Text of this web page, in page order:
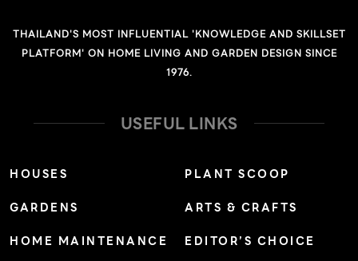
THAILAND'S MOST INFLUENTIAL 'KNOWLEDGE AND SKILLSET
PLATFORM' ON HOME LIVING AND GARDEN DESIGN SINCE
1976.
USEFUL LINKS
HOUSES
GARDENS
HOME MAINTENANCE
PLANT SCOOP
ARTS & CRAFTS
EDITOR’S CHOICE